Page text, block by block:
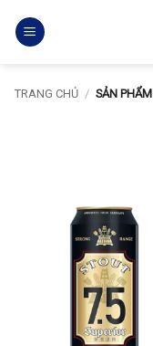
qua
TRANG CHỦ / SẢN